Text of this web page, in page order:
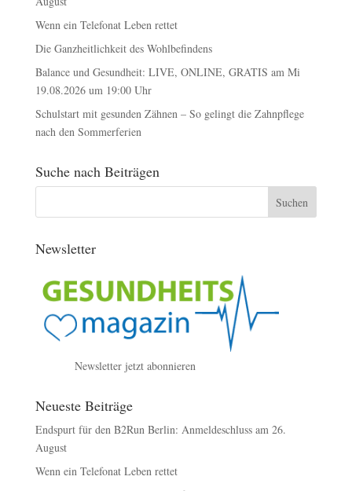
Wenn ein Telefonat Leben rettet
Die Ganzheitlichkeit des Wohlbefindens
Balance und Gesundheit: LIVE, ONLINE, GRATIS am Mi
19.08.2026 um 19:00 Uhr
Schulstart mit gesunden Zähnen – So gelingt die Zahnpflege
nach den Sommerferien
Suche nach Beiträgen
Newsletter
Newsletter jetzt abonnieren
Neueste Beiträge
Endspurt für den B2Run Berlin: Anmeldeschluss am 26.
August
Wenn ein Telefonat Leben rettet